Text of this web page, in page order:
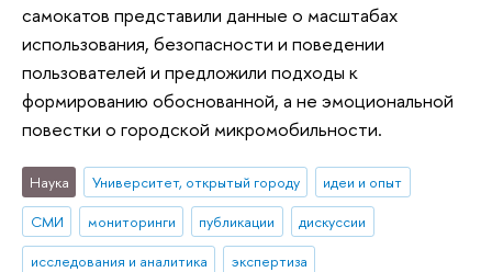
самокатов представили данные о масштабах
использования, безопасности и поведении
пользователей и предложили подходы к
формированию обоснованной, а не эмоциональной
повестки о городской микромобильности.
Наука Университет, открытый городу
идеи и опыт
СМИ
мониторинги публикации
дискуссии
исследования и аналитика
экспертиза